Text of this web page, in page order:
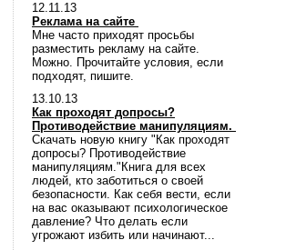
12.11.13
Реклама на сайте
Мне часто приходят просьбы
разместить рекламу на сайте.
Можно. Прочитайте условия, если
подходят, пишите.
13.10.13
Как проходят допросы?
Противодействие манипуляциям.
Скачать новую книгу "Как проходят
допросы? Противодействие
манипуляциям."Книга для всех
людей, кто заботиться о своей
безопасности. Как себя вести, если
на вас оказывают психологическое
давление? Что делать если
угрожают избить или начинают...